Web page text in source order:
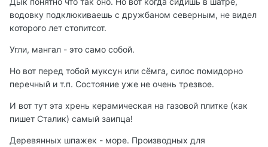
водовку подклюкиваешь с дружбаном северным, не видел
которого лет стопитсот.
Угли, мангал - это само собой.
Но вот перед тобой муксун или сёмга, силос помидорно
перечный и т.п. Состояние уже не очень трезвое.
И вот тут эта хрень керамическая на газовой плитке (как
пишет Сталик) самый заипца!
Деревянных шпажек - море. Производных для